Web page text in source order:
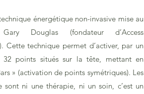
énergétique non-invasive mise au
Douglas (fondateur d’Access
Cette technique permet d’activer, par un
32 points situés sur la tête, mettant en
» (activation de points symétriques). Les
sont ni une thérapie, ni un soin, c’est un